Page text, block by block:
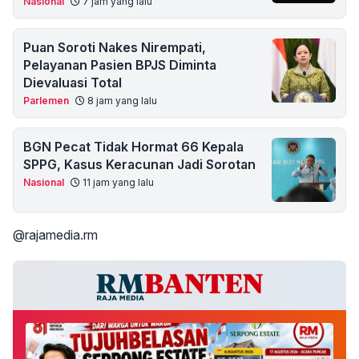
Puan Soroti Nakes Nirempati,
Pelayanan Pasien BPJS Diminta
Dievaluasi Total
Parlemen 8 jam yang lalu
BGN Pecat Tidak Hormat 66 Kepala
SPPG, Kasus Keracunan Jadi Sorotan
Nasional 11 jam yang lalu
@rajamedia.rm